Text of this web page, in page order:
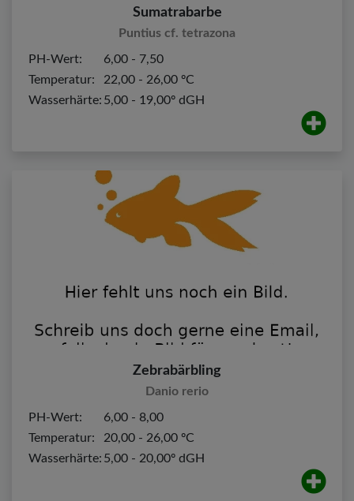
Sumatrabarbe
Puntius cf. tetrazona
PH-Wert:
6,00 - 7,50
Temperatur:
22,00 - 26,00 ºC
Wasserhärte: 5,00 - 19,00º dGH
Zebrabärbling
Danio rerio
PH-Wert:
6,00 - 8,00
Temperatur:
20,00 - 26,00 ºC
Wasserhärte: 5,00 - 20,00º dGH